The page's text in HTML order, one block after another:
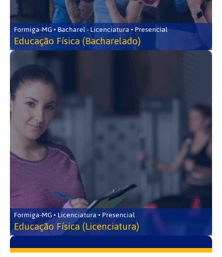
Formiga-MG • Bacharel - Licenciatura • Presencial
Educação Física (Bacharelado)
Formiga-MG • Licenciatura • Presencial
Educação Física (Licenciatura)